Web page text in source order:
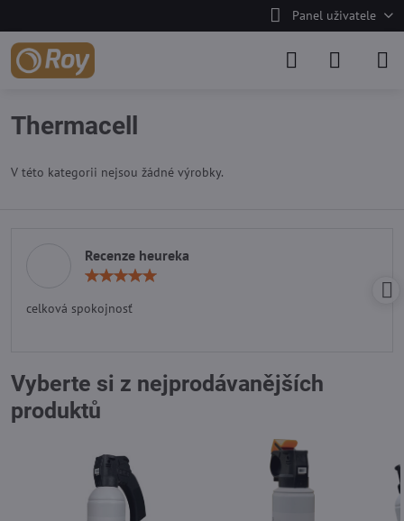
Panel uživatele
Thermacell
V této kategorii nejsou žádné výrobky.
Recenze heureka
celková spokojnosť
Vyberte si z nejprodávanějších
produktů